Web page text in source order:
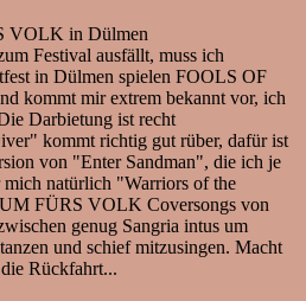
VOLK in Dülmen
Festival ausfällt, muss ich
in Dülmen spielen FOOLS OF
kommt mir extrem bekannt vor, ich
Darbietung ist recht
kommt richtig gut rüber, dafür ist
von "Enter Sandman", die ich je
natürlich "Warriors of the
FÜRS VOLK Coversongs von
genug Sangria intus um
und schief mitzusingen. Macht
Rückfahrt...